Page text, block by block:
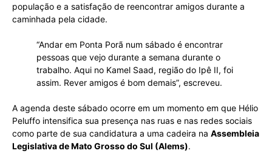
população e a satisfação de reencontrar amigos durante a
caminhada pela cidade.
“Andar em Ponta Porã num sábado é encontrar
pessoas que vejo durante a semana durante o
trabalho. Aqui no Kamel Saad, região do Ipê II, foi
assim. Rever amigos é bom demais”, escreveu.
A agenda deste sábado ocorre em um momento em que Hélio
Peluffo intensifica sua presença nas ruas e nas redes sociais
como parte de sua candidatura a uma cadeira na Assembleia
Legislativa de Mato Grosso do Sul (Alems).